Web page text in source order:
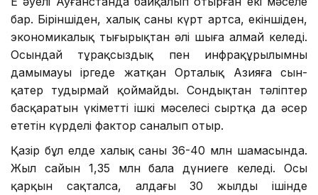
бар. Біріншіден, халық саны күрт артса, екіншіден,
экономикалық тығырықтан әлі шыға алмай келеді.
Осындай тұрақсыздық пен инфрақұрылымның
дамымауы іргеде жатқан Орталық Азияға сын-
қатер тудырмай қоймайды. Сондықтан тәліптер
басқаратын үкіметтің ішкі мәселесі сыртқа да әсер
ететін күрделі фактор саналып отыр.
Қазір бұл елде халық саны 36-40 млн шамасында.
Жыл сайын 1,35 млн бала дүниеге келеді. Осы
қарқын сақталса, алдағы 30 жылдың ішінде